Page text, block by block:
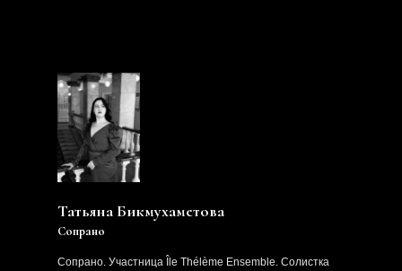
Сопрано. Участница Île Thélème Ensemble. Солистка
Татьяна Бикмухаметова
Сопрано